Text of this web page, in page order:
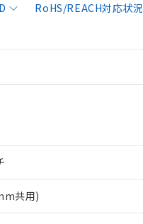
RoHS/REACH対応状況
共用)